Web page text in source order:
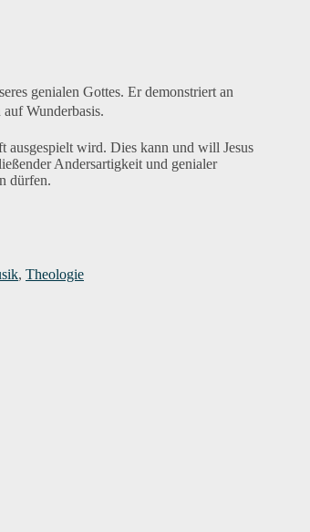
genialen Gottes. Er demonstriert an
Wunderbasis.
ausgespielt wird. Dies kann und will Jesus
Andersartigkeit und genialer
dürfen.
, Theologie